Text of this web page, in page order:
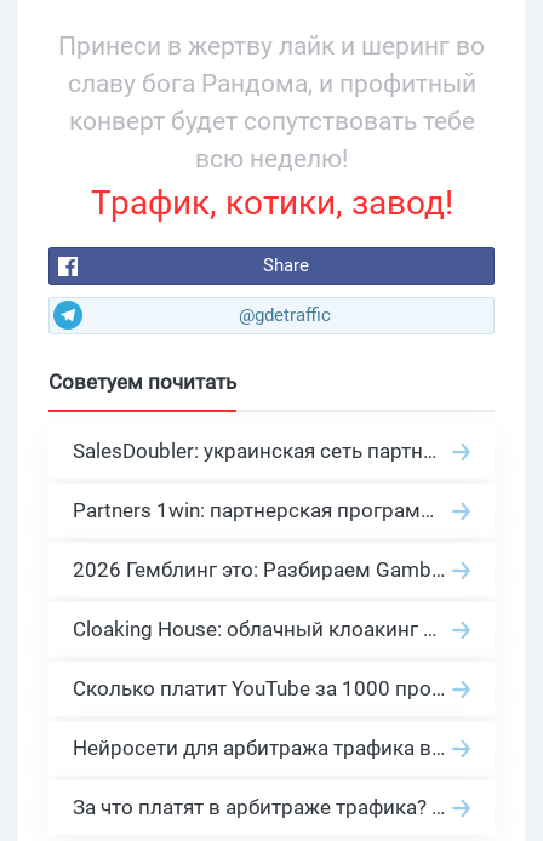
Принеси в жертву лайк и шеринг во
славу бога Рандома, и профитный
конверт будет сопутствовать тебе
всю неделю!
Трафик, котики, завод!
Share
@gdetraffic
Советуем почитать
SalesDoubler: украинская сеть партнерских программ с оплатой за действие
Partners 1win: партнерская программа казино в нише гемблинг арбитраж
2026 Гемблинг это: Разбираем Gambling вертикаль, и все что связано с гемблинг и беттинг офферами
Cloaking House: облачный клоакинг для фильтрации ботов FB и Google Ads — гайд PHP-интеграции 2026
Сколько платит YouTube за 1000 просмотров в 2026: реальные цифры от 0.5 до 36 USD по ГЕО
Нейросети для арбитража трафика в 2026: инструменты, кейсы и AI-медиабайеры
За что платят в арбитраже трафика? 30 моделей оплаты в бурж и СНГ партнерках